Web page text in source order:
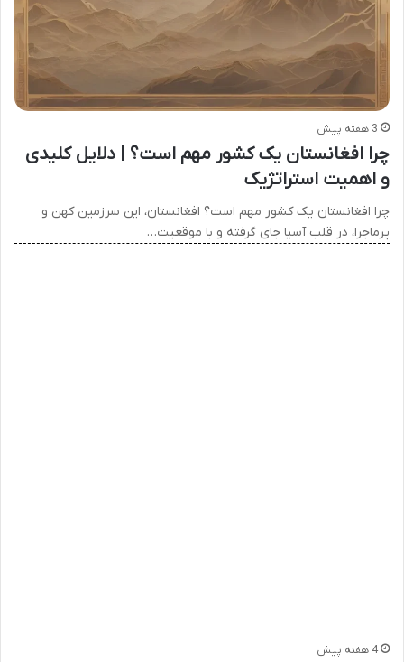
3 هفته پیش
چرا افغانستان یک کشور مهم است؟ | دلایل کلیدی
و اهمیت استراتژیک
چرا افغانستان یک کشور مهم است؟ افغانستان، این سرزمین کهن و
پرماجرا، در قلب آسیا جای گرفته و با موقعیت…
4 هفته پیش